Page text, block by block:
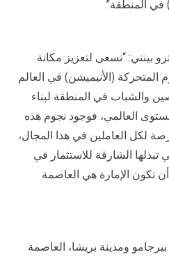
في المنطقة”.
بينتي: “نسعى لتعزيز مكانة
المتحركة (الأنيميشن) في العالم
والشباب في المنطقة لبناء
العالمي، فوجود نجوم هذه
لكل العاملين في هذا المجال،
تبذلها الشارقة للاستثمار في
تكون الإمارة هي العاصمة
ومدينة بريشا، العاصمة